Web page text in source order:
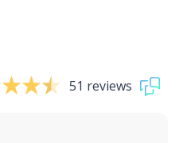
51 reviews